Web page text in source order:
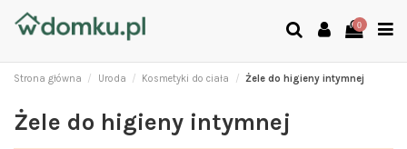
0
Strona główna Uroda Kosmetyki do ciała Żele do higieny intymnej
Żele do higieny intymnej